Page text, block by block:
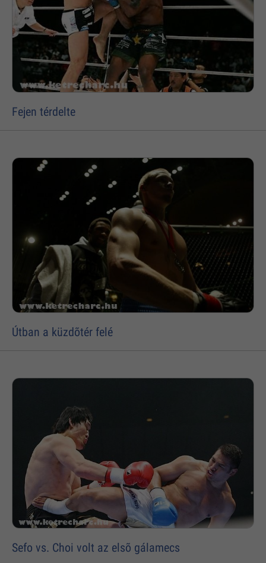
Fejen térdelte
Útban a küzdõtér felé
Sefo vs. Choi volt az elsõ gálamecs